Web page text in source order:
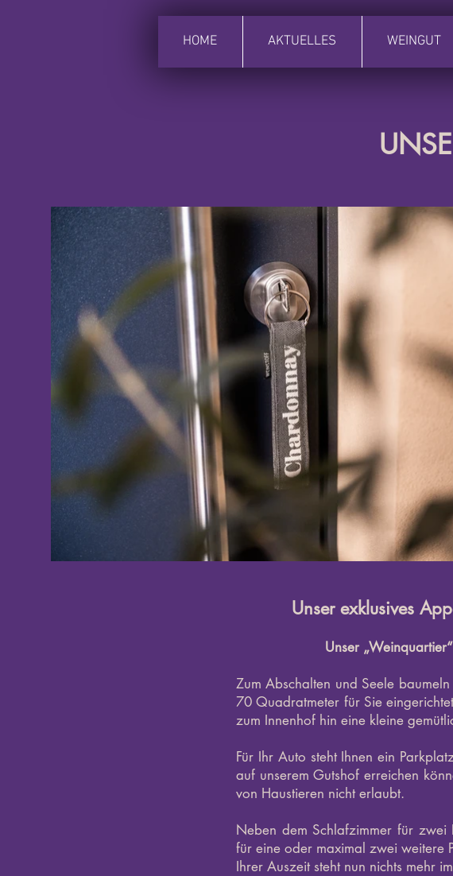
HOME AKTUELLES WEINGUT
Unser exklusives
Unser
Zum Abschalten und Seele
70 Quadratmeter für Sie
zum Innenhof hin eine kleine
Für Ihr Auto steht Ihnen ein
auf unserem Gutshof erreichen
von Haustieren nicht erlaubt.
Neben dem Schlafzimmer für zwei
für eine oder maximal zwei weitere
Ihrer Auszeit steht nun nichts mehr